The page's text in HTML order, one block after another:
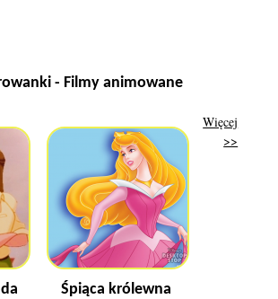
- Filmy animowane
Śpiąca królewna
Więcej
>>